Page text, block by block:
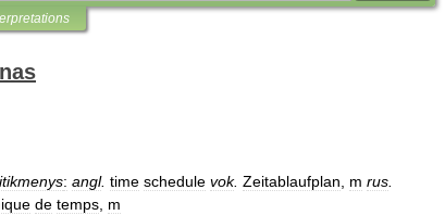
: angl. time schedule vok. Zeitablaufplan m rus
de temps m